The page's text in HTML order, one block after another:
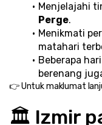
Menjelajahi
Perge.
Menikmati
matahari
Beberapa
berenang
👉 Untuk maklumat
🏛️ Izmir